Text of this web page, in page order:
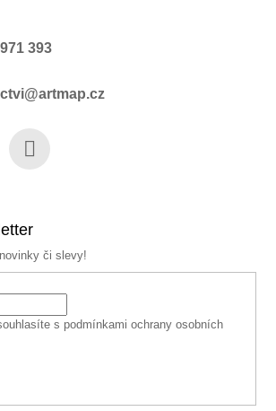
393
či slevy!
s podmínkami ochrany osobních